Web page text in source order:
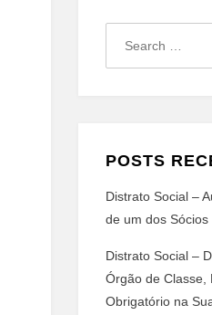
POSTS
Distrato Social –
de um dos Sócios
Distrato Social –
Órgão de Classe,
Obrigatório na